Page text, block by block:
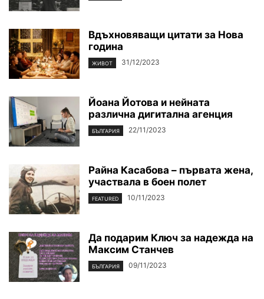
Вдъхновяващи цитати за Нова
година
ЖИВОТ 31/12/2023
Йоана Йотова и нейната
различна дигитална агенция
БЪЛГАРИЯ 22/11/2023
Райна Касабова – първата жена,
участвала в боен полет
FEATURED 10/11/2023
Да подарим Ключ за надежда на
Максим Станчев
БЪЛГАРИЯ 09/11/2023